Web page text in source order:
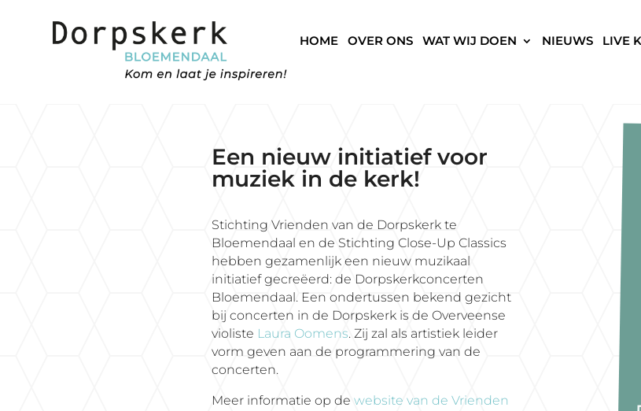
HOME OVER ONS WAT WIJ DOEN NIEUWS LIVE
Een nieuw initiatief voor
muziek in de kerk!
Stichting Vrienden van de Dorpskerk te
Bloemendaal en de Stichting Close-Up Classics
hebben gezamenlijk een nieuw muzikaal
initiatiefgecreëerd: de Dorpskerkconcerten
Bloemendaal. Een ondertussen bekend gezicht
bij concerten in de Dorpskerk is de Overveense
violiste Laura Oomens. Zij zal als artistiek leider
vorm geven aan de programmering van de
concerten.
Meer informatie op de website van de Vrienden